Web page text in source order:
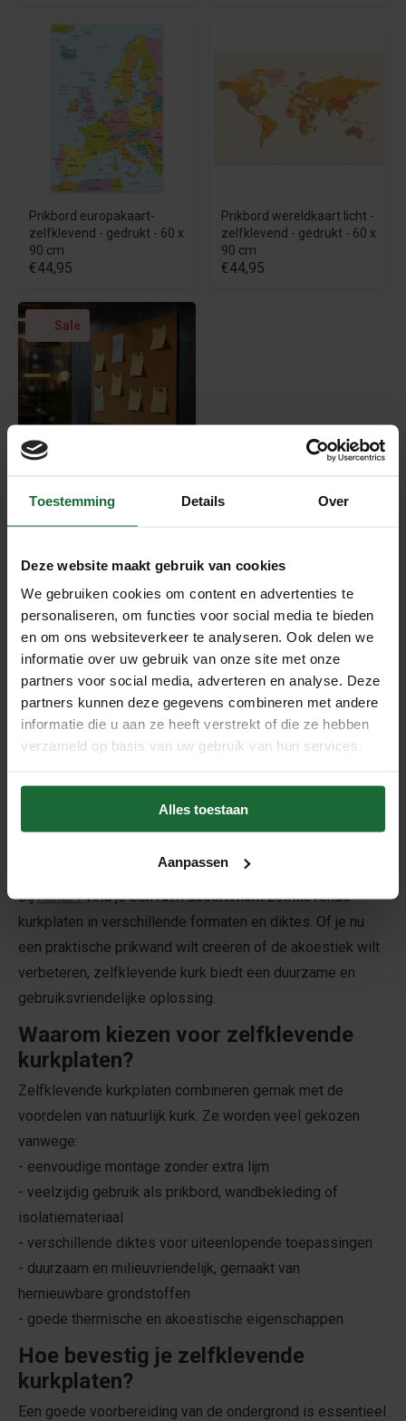
Toestemming Details Over
Deze website maakt gebruik van cookies
We gebruiken cookies om content en advertenties te
personaliseren, om functies voor social media te bieden
en om ons websiteverkeer te analyseren. Ook delen we
informatie over uw gebruik van onze site met onze
partners voor social media, adverteren en analyse. Deze
partners kunnen deze gegevens combineren met andere
informatie die u aan ze heeft verstrekt of die ze hebben
verzameld op basis van uw gebruik van hun services.
Alles toestaan
Aanpassen
Prikbord europakaart-
zelfklevend - gedrukt - 60 x
90 cm
€44,95
Prikbord wereldkaart licht -
zelfklevend - gedrukt - 60 x
90 cm
€44,95
Sale
Kurk Prikbord - zelfklevend
1 2 Volgende »
Zelfklevende kurkplaten
Zelfklevende kurkplaten zijn ideaal voor wie kurk
eenvoudig en zonder losse lijm wil monteren. Dankzij de
geschikt voor het maken van prikwanden, decoratieve
BijKurk24vind je een ruim assortiment zelfklevende
kurkplaten in verschillende formaten en diktes. Of je nu
een praktische prikwand wilt creëren of de akoestiek wilt
verbeteren, zelfklevende kurk biedt een duurzame en
gebruiksvriendelijke oplossing.
Waarom kiezen voor zelfklevende
kurkplaten?
Zelfklevende kurkplaten combineren gemak met de
voordelen van natuurlijk kurk. Ze worden veel gekozen
vanwege:
- eenvoudige montage zonder extra lijm
- veelzijdig gebruik als prikbord, wandbekleding of
isolatiemateriaal
- verschillende diktes voor uiteenlopende toepassingen
- duurzaam en milieuvriendelijk, gemaakt van
hernieuwbare grondstoffen
- goede thermische en akoestische eigenschappen
Hoe bevestig je zelfklevende
kurkplaten?
Een goede voorbereiding van de ondergrond is essentieel